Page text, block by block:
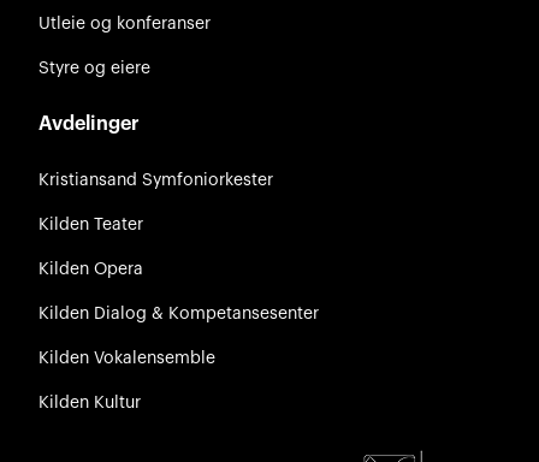
Utleie og konferanser
Styre og eiere
Avdelinger
Kristiansand Symfoniorkester
Kilden Teater
Kilden Opera
Kilden Dialog & Kompetansesenter
Kilden Vokalensemble
Kilden Kultur